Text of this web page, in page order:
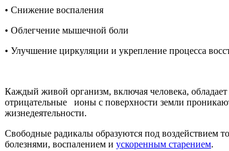
• Снижение воспаления
• Облегчение мышечной боли
• Улучшение циркуляции и укрепление процесса
Каждый живой организм, включая человека,
отрицательные ионы с поверхности земли
жизнедеятельности.
Свободные радикалы образуются под воздействием
болезнями, воспалением и ускоренным старением.